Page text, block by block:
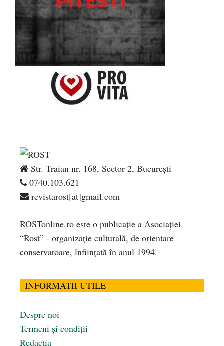
Str. Traian nr. 168, Sector 2, București
0740.103.621
revistarost[at]gmail.com
ROSTonline.ro este o publicaţie a Asociaţiei
“Rost” - organizaţie culturală, de orientare
conservatoare, înfiinţată în anul 1994.
INFORMATII UTILE
Despre noi
Termeni și condiții
Redacția